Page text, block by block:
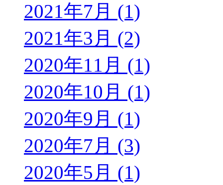
2021年7月 (1)
2021年3月 (2)
2020年11月 (1)
2020年10月 (1)
2020年9月 (1)
2020年7月 (3)
2020年5月 (1)